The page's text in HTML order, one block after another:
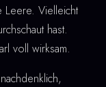
Leere. Vielleicht
hast.
voll wirksam.